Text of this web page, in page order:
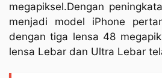
megapiksel.Dengan
menjadi model iPhone
dengan tiga lensa 48
lensa Lebar dan Ultra Lebar